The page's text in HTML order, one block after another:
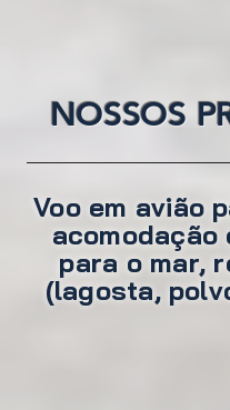
NOSSOS
Voo em avião
para o mar,
(lagosta,